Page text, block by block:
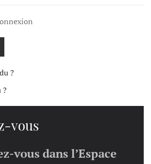
?
?
vous
vous dans l’Espace